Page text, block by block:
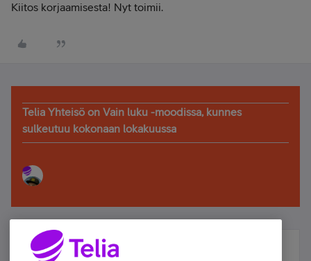
Kiitos korjaamisesta! Nyt toimii.
Telia Yhteisö on Vain luku -moodissa, kunnes
sulkeutuu kokonaan lokakuussa
Älä jää paitsi – osallistu ja voita!